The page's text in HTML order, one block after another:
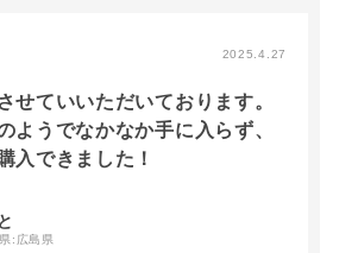
2025.4.27
せていいただいております。
ようでなかなか手に入らず、
入できました！
: 広島県